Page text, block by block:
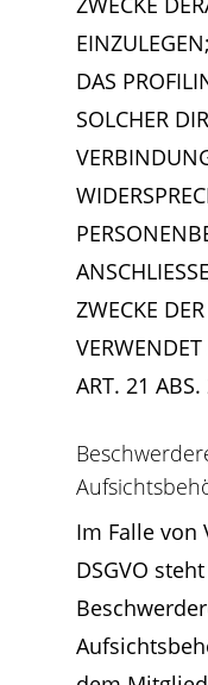
DAS
SOLCHER
ZWECKE
ART. 21
Im Falle von
DSGVO